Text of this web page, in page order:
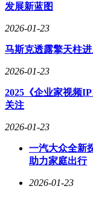
发展新蓝图
2026-01-23
马斯克透露擎天柱
2026-01-23
2025《企业家视频
关注
2026-01-23
一汽大众全新
助力家庭出行
2026-01-23